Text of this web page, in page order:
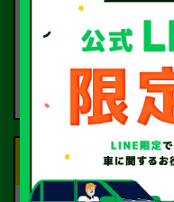
ご依頼
お電話または査定フォー
ご依頼ください。
Step.3